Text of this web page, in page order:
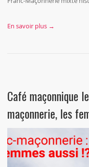
En savoir plus →
Café maçonnique
maçonnerie, les